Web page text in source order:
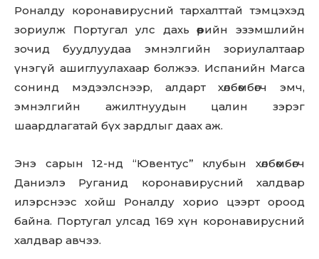
Роналду коронавирусний тархалттай тэмцэхэд
зориулж Португал улс дахь өөрийн эзэмшлийн
зочид буудлуудаа эмнэлгийн зориулалтаар
үнэгүй ашиглуулахаар болжээ. Испанийн Marca
сонинд мэдээлснээр, алдарт хөлбөмбөгч эмч,
эмнэлгийн ажилтнуудын цалин зэрэг
шаардлагатай бүх зардлыг даах аж.
Энэ сарын 12-нд “Ювентус” клубын хөлбөмбөгч
Даниэлэ Руганид коронавирусний халдвар
илэрснээс хойш Роналду хорио цээрт ороод
байна. Португал улсад 169 хүн коронавирусний
халдвар авчээ.